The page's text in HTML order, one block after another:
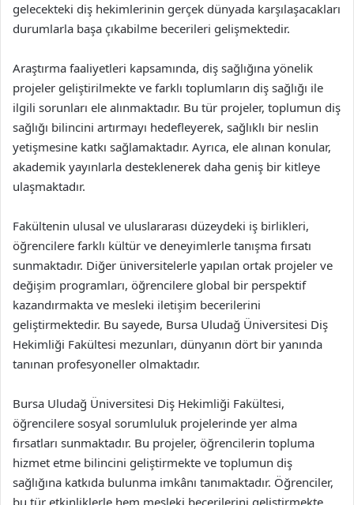
gelecekteki diş hekimlerinin gerçek dünyada karşılaşacakları
durumlarla başa çıkabilme becerileri gelişmektedir.
Araştırma faaliyetleri kapsamında, diş sağlığına yönelik
projeler geliştirilmekte ve farklı toplumların diş sağlığı ile
ilgili sorunları ele alınmaktadır. Bu tür projeler, toplumun diş
sağlığı bilincini artırmayı hedefleyerek, sağlıklı bir neslin
yetişmesine katkı sağlamaktadır. Ayrıca, ele alınan konular,
akademik yayınlarla desteklenerek daha geniş bir kitleye
ulaşmaktadır.
Fakültenin ulusal ve uluslararası düzeydeki iş birlikleri,
öğrencilere farklı kültür ve deneyimlerle tanışma fırsatı
sunmaktadır. Diğer üniversitelerle yapılan ortak projeler ve
değişim programları, öğrencilere global bir perspektif
kazandırmakta ve mesleki iletişim becerilerini
geliştirmektedir. Bu sayede, Bursa Uludağ Üniversitesi Diş
Hekimliği Fakültesi mezunları, dünyanın dört bir yanında
tanınan profesyoneller olmaktadır.
Bursa Uludağ Üniversitesi Diş Hekimliği Fakültesi,
öğrencilere sosyal sorumluluk projelerinde yer alma
fırsatları sunmaktadır. Bu projeler, öğrencilerin topluma
hizmet etme bilincini geliştirmekte ve toplumun diş
sağlığına katkıda bulunma imkânı tanımaktadır. Öğrenciler,
bu tür etkinliklerle hem mesleki becerilerini geliştirmekte